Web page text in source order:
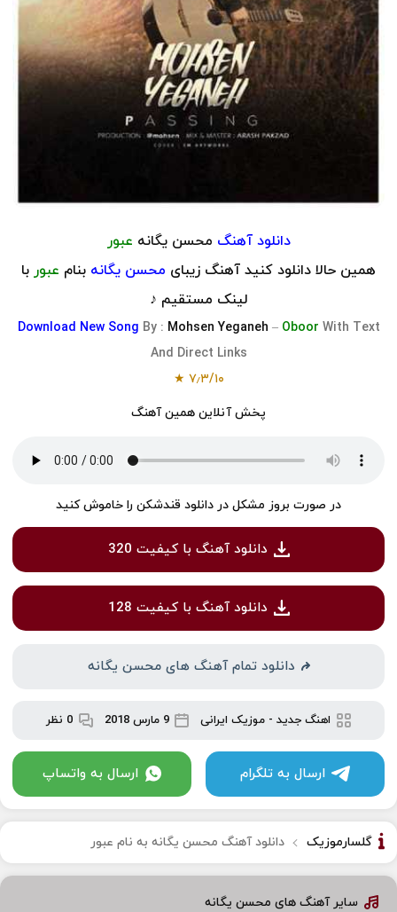
دانلود آهنگ محسن یگانه عبور
همین حالا دانلود کنید آهنگ زیبای محسن یگانه بنام عبور با
لینک مستقیم ♪
Download New Song By : Mohsen Yeganeh – Oboor With Text
And Direct Links
۷٫۳/۱۰
★
پخش آنلاین همین آهنگ
در صورت بروز مشکل در دانلود قندشکن را خاموش کنید
دانلود آهنگ با کیفیت 320
دانلود آهنگ با کیفیت 128
دانلود تمام آهنگ های محسن یگانه
اهنگ جدید- موزیک ایرانی 9 مارس 2018 0 نظر
ارسال به تلگرام ارسال به واتساپ
گلسارموزیک دانلود آهنگ محسن یگانه به نام عبور
سایر آهنگ های محسن یگانه